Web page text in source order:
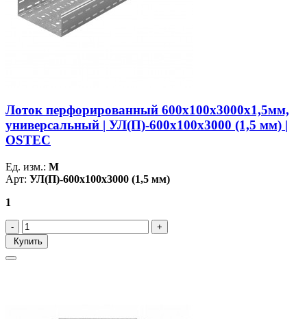
Лоток перфорированный 600х100х3000х1,5мм,
универсальный | УЛ(П)-600х100х3000 (1,5 мм) |
OSTEC
Ед. изм.: М
Арт: УЛ(П)-600х100х3000 (1,5 мм)
1
Купить